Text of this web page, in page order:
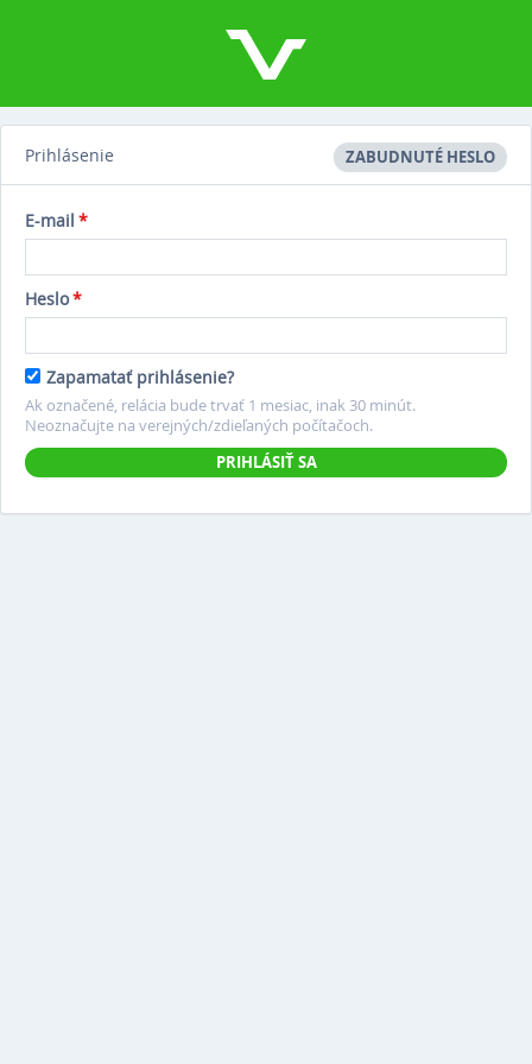
Prihlásenie ZABUDNUTÉ HESLO
E-mail *
Heslo*
Zapamatať prihlásenie?
Ak označené, relácia bude trvať 1 mesiac, inak 30 minút.
Neoznačujte na verejných/zdieľaných počítačoch.